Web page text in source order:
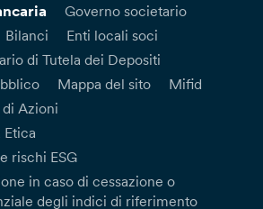
Governo societario
Bilanci
Enti locali soci
di Tutela dei Depositi
Mappa del sito
Mifid
Azioni
Etica
rischi ESG
in caso di cessazione o
degli indici di riferimento